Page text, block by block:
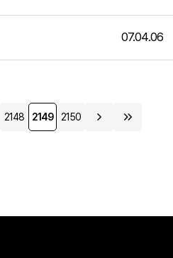
07.04.06
2148 2149 2150